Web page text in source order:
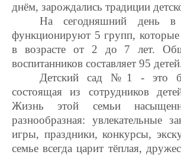
днём, зарождались традиции
На сегодняшний день в
функционируют 5 групп,
в возрасте от 2 до 7 лет.
воспитанников составляет 95
Детский сад №1 - это
состоящая из сотрудников
Жизнь этой семьи
разнообразная: увлекательные
игры, праздники, конкурсы,
семье всегда царит тёплая,